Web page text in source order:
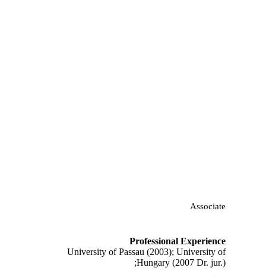
Associate
Professional Experience
University of Passau (2003); University of
Hungary (2007 Dr. jur.);